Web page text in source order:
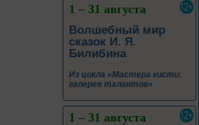
1 – 31 августа
Волшебный мир
сказок И. Я.
Билибина
Из цикла «Мастера кисти:
галерея талантов»
1 – 31 августа